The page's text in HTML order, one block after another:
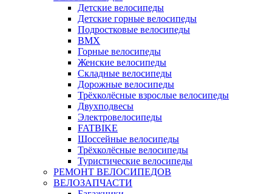
Детские велосипеды
Детские горные велосипеды
Подростковые велосипеды
BMX
Горные велосипеды
Женские велосипеды
Складные велосипеды
Дорожные велосипеды
Трёхколёсные взрослые велосипеды
Двухподвесы
Электровелосипеды
FATBIKE
Шоссейные велосипеды
Трёхколёсные велосипеды
Туристические велосипеды
РЕМОНТ ВЕЛОСИПЕДОВ
ВЕЛОЗАПЧАСТИ